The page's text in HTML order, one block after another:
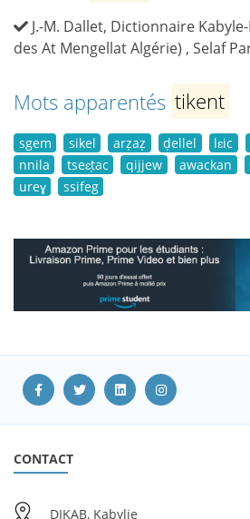
J.-M. Dallet, Dictionnaire
des At Mengellat Algérie) , Selaf
Mots apparentés tikent
sgem sikel arẓaẓ ḍellel lɛic
nnila
tseɛṭac qijjew awackan
ureɣ
ssifeg
CONTACT
DIKAB, Kabylie